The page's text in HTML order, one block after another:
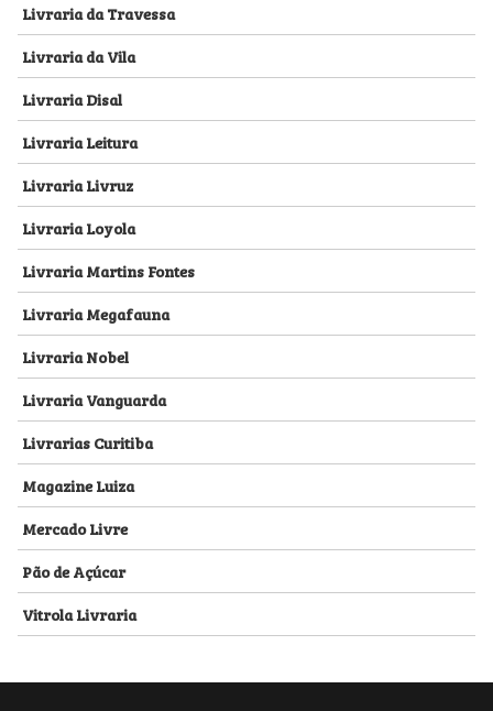
Livraria da Travessa
Livraria da Vila
Livraria Disal
Livraria Leitura
Livraria Livruz
Livraria Loyola
Livraria Martins Fontes
Livraria Megafauna
Livraria Nobel
Livraria Vanguarda
Livrarias Curitiba
Magazine Luiza
Mercado Livre
Pão de Açúcar
Vitrola Livraria